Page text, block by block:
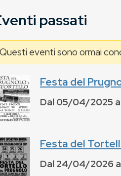
passati
Questi eventi sono ormai
Festa del
Dal05/04/2025
Festa del
Dal24/04/2026